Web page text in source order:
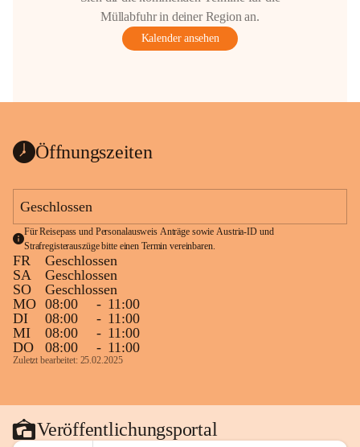
Müllabfuhr in deiner Region an.
Kalender ansehen
Öffnungszeiten
Geschlossen
Für Reisepass und Personalausweis Anträge sowie Austria-ID und
Strafregisterauszüge bitte einen Termin vereinbaren.
FR
Geschlossen
SA
Geschlossen
SO
Geschlossen
MO 08:00 - 11:00
DI
08:00 - 11:00
MI
08:00 - 11:00
DO
08:00 - 11:00
Zuletzt bearbeitet: 25.02.2025
Veröffentlichungsportal